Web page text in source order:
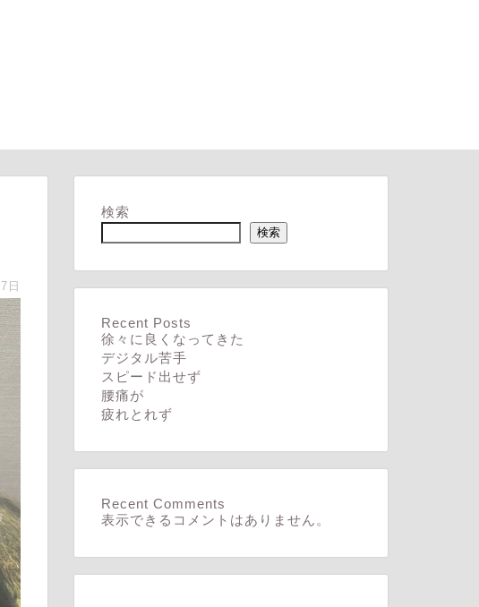
日
検索
検索
Recent Posts
徐々に良くなってきた
デジタル苦手
スピード出せず
腰痛が
疲れとれず
Recent Comments
表示できるコメントはありません。